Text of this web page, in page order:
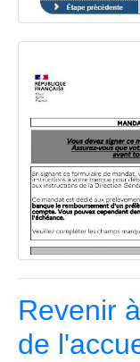
Revenir
de